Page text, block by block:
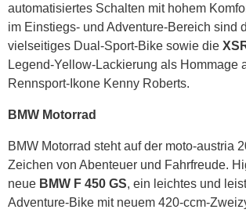
automatisiertes Schalten mit hohem
im Einstiegs- und Adventure-Bereich sind
vielseitiges Dual-Sport-Bike sowie die
Legend-Yellow-Lackierung als Hommage
Rennsport-Ikone Kenny Roberts.
BMW Motorrad
BMW Motorrad steht auf der moto-austria
Zeichen von Abenteuer und Fahrfreude.
neue BMW F 450 GS, ein leichtes und
Adventure-Bike mit neuem 420-ccm-